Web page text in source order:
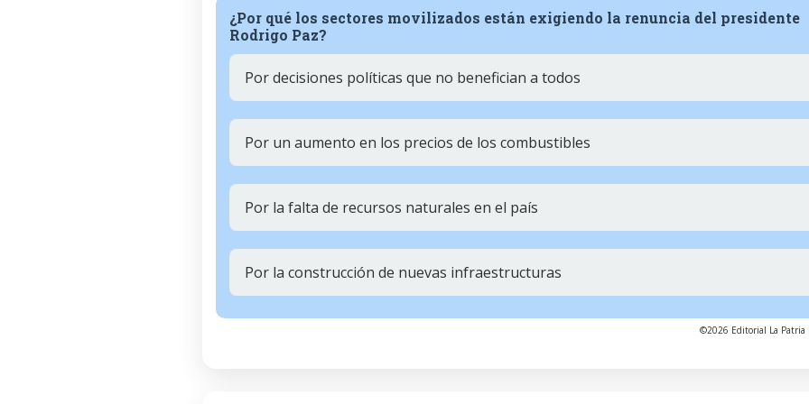
¿Por qué los sectores movilizados están exigiendo la renuncia del presidente
Rodrigo Paz?
Por decisiones políticas que no benefician a todos
Por un aumento en los precios de los combustibles
Por la falta de recursos naturales en el país
Por la construcción de nuevas infraestructuras
©2026 Editorial La Patria